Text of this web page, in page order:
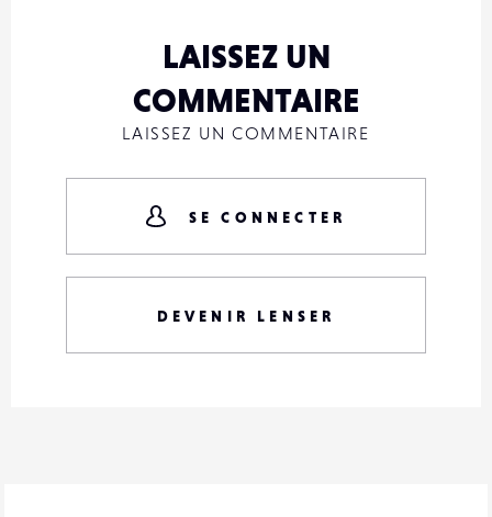
LAISSEZ UN
COMMENTAIRE
LAISSEZ UN COMMENTAIRE
SE CONNECTER
DEVENIR LENSER